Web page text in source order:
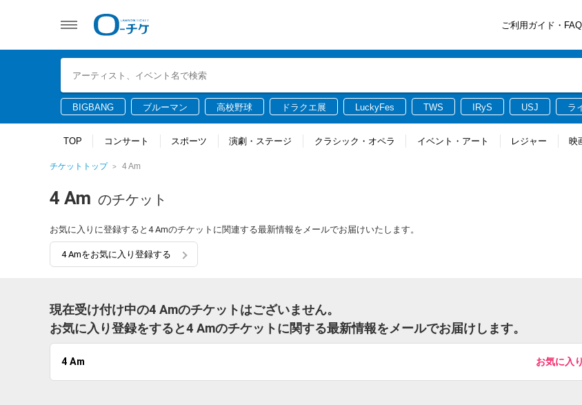
ご利用ガイド・FAQ
BIGBANG ブルーマン 高校野球 ドラクエ展 LuckyFes TWS IRyS USJ ラ
TOP コンサート スポーツ 演劇・ステージ クラシック・オペラ イベント・アート レジャー 映
チケットトップ 4 Am
4 Am のチケット
お気に入りに登録すると4 Amのチケットに関連する最新情報をメールでお届けいたします。
4 Amをお気に入り登録する
現在受け付け中の4 Amのチケットはございません。
お気に入り登録をすると4 Amのチケットに関する最新情報をメールでお届けします。
4 Am お気に入